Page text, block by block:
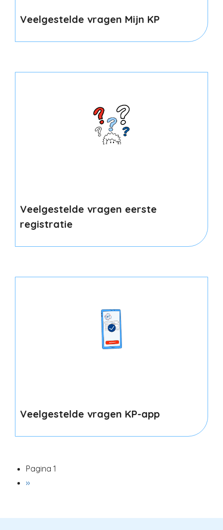
Veelgestelde vragen Mijn KP
Veelgestelde vragen eerste
registratie
Veelgestelde vragen KP-app
Paginering
Pagina 1
Volgende
››